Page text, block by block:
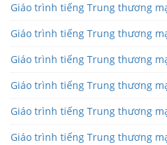
Giáo trình tiếng Trung thương
Giáo trình tiếng Trung thương
Giáo trình tiếng Trung thương
Giáo trình tiếng Trung thương
Giáo trình tiếng Trung thương
Giáo trình tiếng Trung thương